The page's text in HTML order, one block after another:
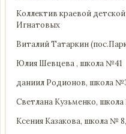
Коллектив краевой
Игнатовых
Виталий Татаркин
Юлия Шевцева , школа №41
даниил Родионов, школа
Светлана Кузьменко,
Ксения Казакова, школа №